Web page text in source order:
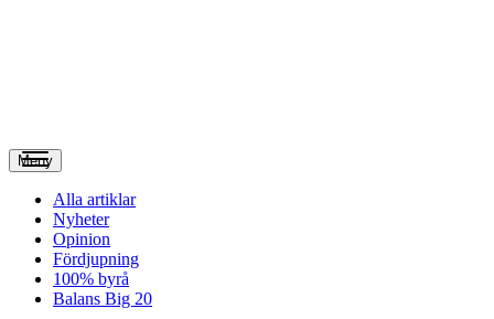
Meny
Alla artiklar
Nyheter
Opinion
Fördjupning
100% byrå
Balans Big 20